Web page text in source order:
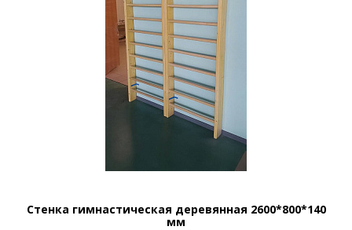
Стенка гимнастическая деревянная 2600*800*140
мм